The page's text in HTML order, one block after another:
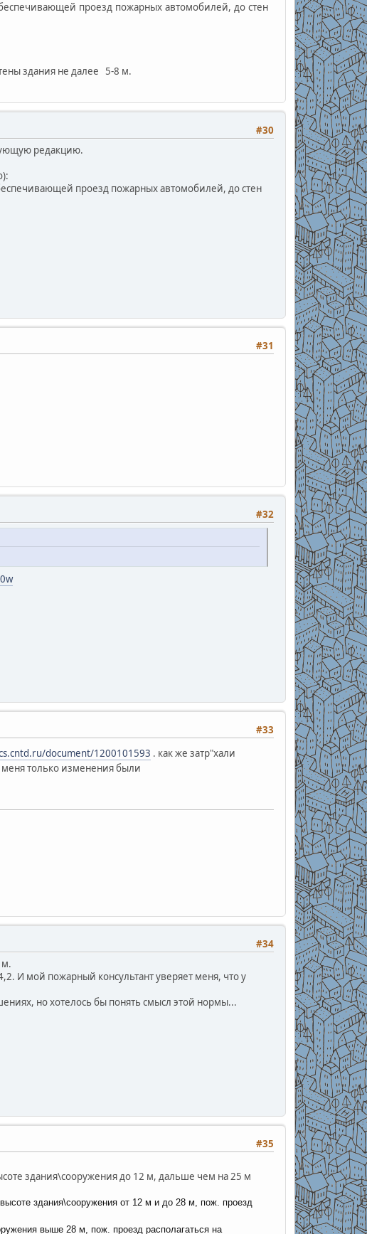
проезд пожарных автомобилей, до стен
здания не далее 5-8 м.
#30
редакцию.
проезд пожарных автомобилей, до стен
#31
#32
#33
document/1200101593 . как же затр"хали
меня только изменения были
#34
м.
И мой пожарный консультант уверяет меня, что у
но хотелось бы понять смысл этой нормы...
#35
здания\сооружения до 12 м, дальше чем на 25 м
здания\сооружения от 12 м и до 28 м, пож. проезд
выше 28 м, пож. проезд располагаться на